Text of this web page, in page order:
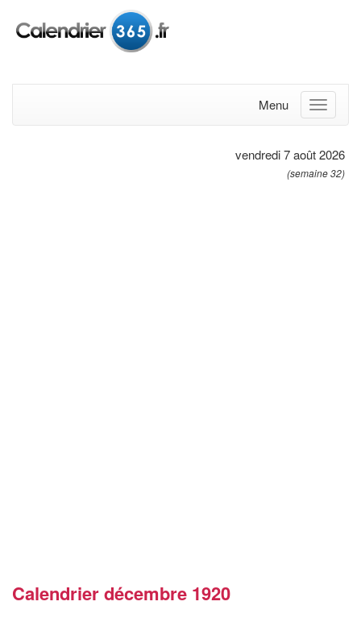
Menu
vendredi 7 août 2026
(semaine 32)
Calendrier décembre 1920